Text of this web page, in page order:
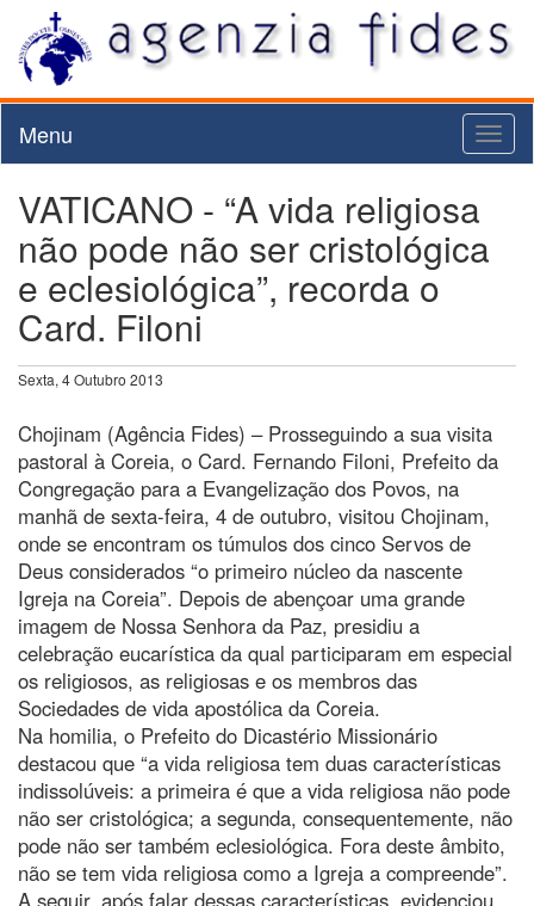
Menu
VATICANO - “A vida religiosa
não pode não ser cristológica
e eclesiológica”, recorda o
Card. Filoni
Sexta, 4 Outubro 2013
Chojinam (Agência Fides) – Prosseguindo a sua visita
pastoral à Coreia, o Card. Fernando Filoni, Prefeito da
Congregação para a Evangelização dos Povos, na
manhã de sexta-feira, 4 de outubro, visitou Chojinam,
onde se encontram os túmulos dos cinco Servos de
Deus considerados “o primeiro núcleo da nascente
Igreja na Coreia”. Depois de abençoar uma grande
imagem de Nossa Senhora da Paz, presidiu a
celebração eucarística da qual participaram em especial
os religiosos, as religiosas e os membros das
Sociedades de vida apostólica da Coreia.
Na homilia, o Prefeito do Dicastério Missionário
destacou que “a vida religiosa tem duas características
indissolúveis: a primeira é que a vida religiosa não pode
não ser cristológica; a segunda, consequentemente, não
pode não ser também eclesiológica. Fora deste âmbito,
não se tem vida religiosa como a Igreja a compreende”.
A seguir, após falar dessas características, evidenciou